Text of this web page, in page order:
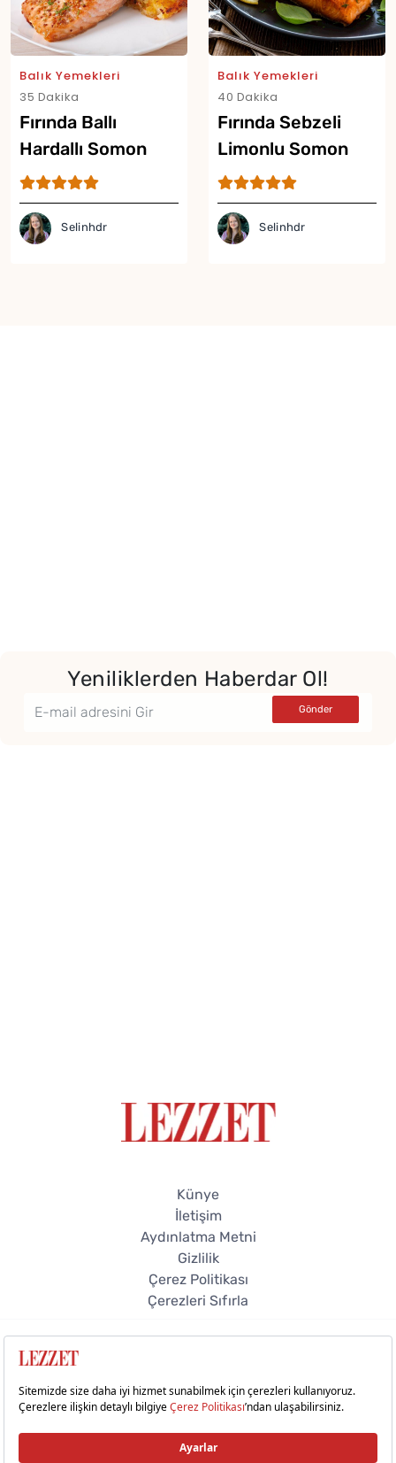
Balık Yemekleri
35 Dakika
Fırında Ballı
Hardallı Somon
Tarifi
Selinhdr
Balık Yemekleri
40 Dakika
Fırında Sebzeli
Limonlu Somon
Tarifi
Selinhdr
Yeniliklerden Haberdar Ol!
Künye
İletişim
Aydınlatma Metni
Gizlilik
Çerez Politikası
Çerezleri Sıfırla
© 2026 Lezzet Online. Tüm hakları saklıdır.